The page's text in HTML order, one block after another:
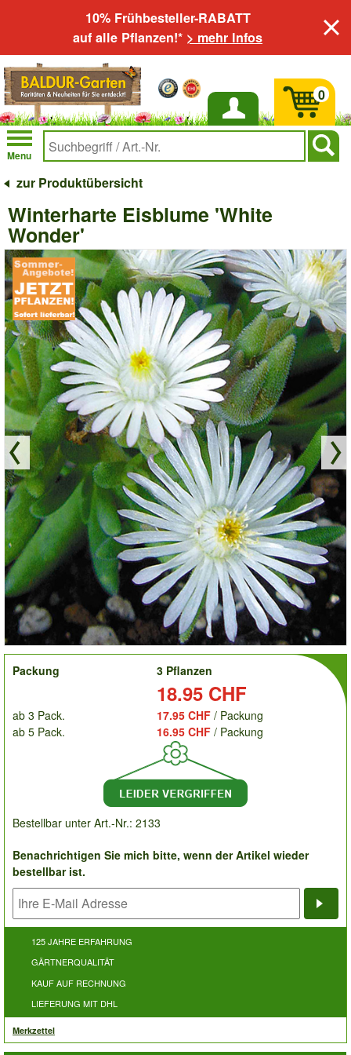
10% Frühbesteller-RABATT
auf alle Pflanzen!* > mehr Infos
Anmelden
Menu
0
zur Produktübersicht
Winterharte Eisblume 'White
Wonder'
order
Packung
3 Pflanzen
18.95 CHF
ab 3 Pack. 17.95 CHF / Packung
ab 5 Pack.
16.95 CHF / Packung
Bestellbar unter Art.-Nr.: 2133
Benachrichtigen Sie mich bitte, wenn der Artikel wieder
bestellbar ist.
125 JAHRE ERFAHRUNG
GÄRTNERQUALITÄT
KAUF AUF RECHNUNG
LIEFERUNG MIT DHL
Merkzettel